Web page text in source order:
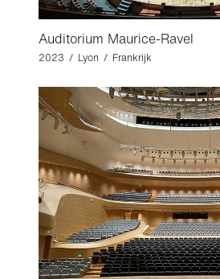
Auditorium Maurice-Ravel
2023 / Lyon / Frankrijk